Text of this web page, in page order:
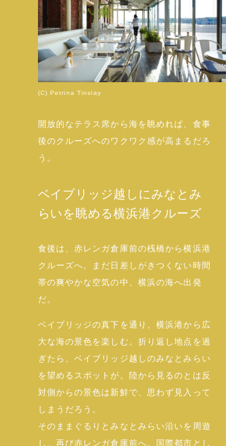
(C) Petrina Tinslay
開放的なテラス席から海を眺めれば、食事
後のクルーズへのワクワク感が高まるだろ
う。
ベイブリッジ越しにみなとみ
らいを眺める横浜港クルーズ
食後は、赤レンガ倉庫前の桟橋から横浜港
クルーズへ。まだ日差しがきつくない時間
帯の爽やかな空気の中、横浜の海へ出発
だ。
ベイブリッジの真下を通り、横浜港から広
大な海の景色を楽しむ。折り返し地点を過
ぎたら、ベイブリッジ越しのみなとみらい
を望めるスポットが。陸から見るのとは反
対側からの景色は新鮮で、思わず見入って
しまうだろう。
そのままぐるりとみなとみらい沿いを周遊
し、再び赤レンガ倉庫前へ。国際都市とし